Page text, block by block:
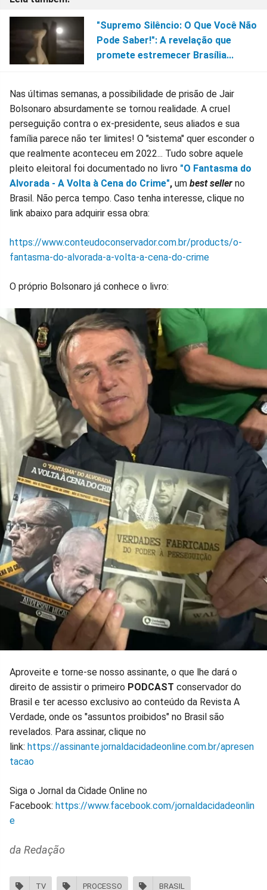
"Supremo Silêncio: O Que Você Não
Pode Saber!": A revelação que
promete estremecer Brasília...
Nas últimas semanas, a possibilidade de prisão de Jair
Bolsonaro absurdamente se tornou realidade. A cruel
perseguição contra o ex-presidente, seus aliados e sua
família parece não ter limites! O "sistema" quer esconder o
que realmente aconteceu em 2022... Tudo sobre aquele
pleito eleitoral foi documentado no livro "O Fantasma do
Alvorada - A Volta à Cena do Crime", um best seller no
Brasil. Não perca tempo. Caso tenha interesse, clique no
link abaixo para adquirir essa obra:
https://www.conteudoconservador.com.br/products/o-
fantasma-do-alvorada-a-volta-a-cena-do-crime
O próprio Bolsonaro já conhece o livro:
Aproveite e torne-se nosso assinante, o que lhe dará o
direito de assistir o primeiro PODCAST conservador do
Brasil e ter acesso exclusivo ao conteúdo da Revista A
Verdade, onde os "assuntos proibidos" no Brasil são
revelados. Para assinar, clique no
link: https://assinante.jornaldacidadeonline.com.br/apresen
tacao
Siga o Jornal da Cidade Online no
Facebook: https://www.facebook.com/jornaldacidadeonlin
e
da Redação
TV PROCESSO BRASIL